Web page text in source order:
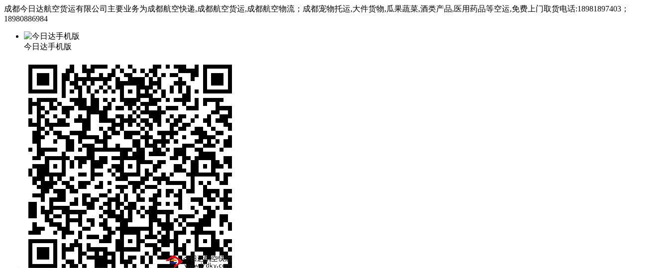
成都今日达航空货运有限公司主要业务为成都航空快递,成都航空货运,成都航空物流；成都宠物托运,大件货物,瓜果蔬菜,酒类产品,医用药品等空运,免费上门取货电话:18981897403；
18980886984
今日达手机版